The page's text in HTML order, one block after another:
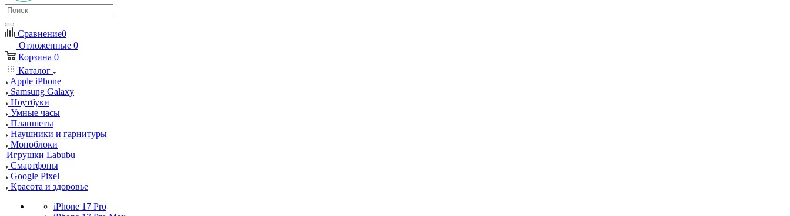
Сравнение0
Отложенные 0
Корзина 0
Каталог
Apple iPhone
Samsung Galaxy
Ноутбуки
Умные часы
Планшеты
Наушники и гарнитуры
Моноблоки
Игрушки Labubu
Смартфоны
Google Pixel
Красота и здоровье
iPhone 17 Pro